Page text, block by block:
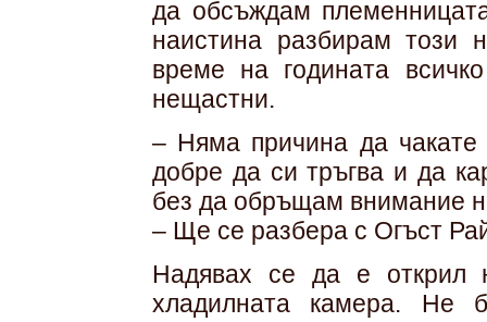
да обсъждам
наистина разбирам този
време на годината
нещастни.
– Няма причина да
добре да си тръгва и да
без да обръщам внимание
– Ще се разбера с Огъст
Надявах се да е открил
хладилната камера. Не